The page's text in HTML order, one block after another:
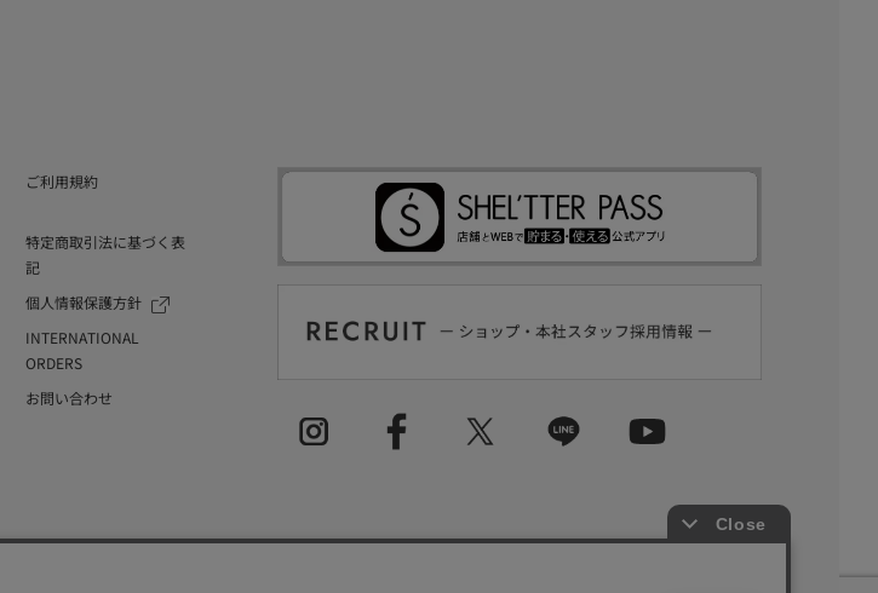
ご利用規約
特定商取引法に基づく表
記
個人情報保護方針
INTERNATIONAL
ORDERS
お問い合わせ